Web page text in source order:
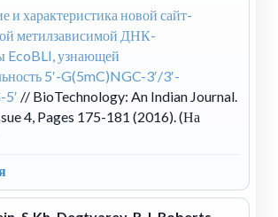
и характеристика новой сайт-
метилзависимой ДНК-
EcoBLI, узнающей
5′-G(5mC)NGC-3′/3′-
// BioTechnology: An Indian Journal.
4, Pages 175-181 (2016). (На